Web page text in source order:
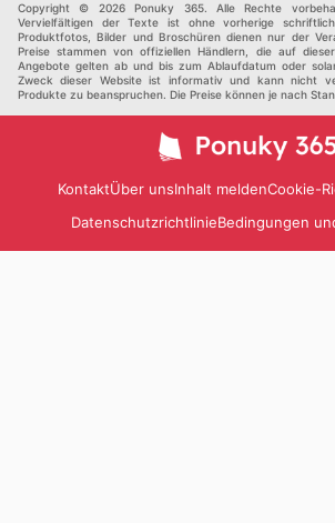
Copyright © 2026 Ponuky 365. Alle Rechte
Vervielfältigen der Texte ist ohne vorherige
Produktfotos, Bilder und Broschüren dienen nur der
Preise stammen von offiziellen Händlern, die auf
Angebote gelten ab und bis zum Ablaufdatum oder
Zweck dieser Website ist informativ und kann nicht
Produkte zu beanspruchen. Die Preise können je nach
KontaktÜber unsInhalt meldenCookie-
DatenschutzrichtlinieBedingungen